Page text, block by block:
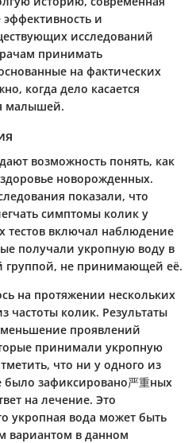
эффективность и
исследований
принимать
на фактических
когда дело касается
малышей.
возможность понять, как
новорожденных.
показали, что
симптомы колик у
тестов включал наблюдение
получали укропную воду в
группой, не принимающей её.
на протяжении нескольких
частоты колик. Результаты
проявлений
принимали укропную
что ни у одного из
было зафиксировано严重ных
на лечение. Это
укропная вода может быть
вариантом в данном